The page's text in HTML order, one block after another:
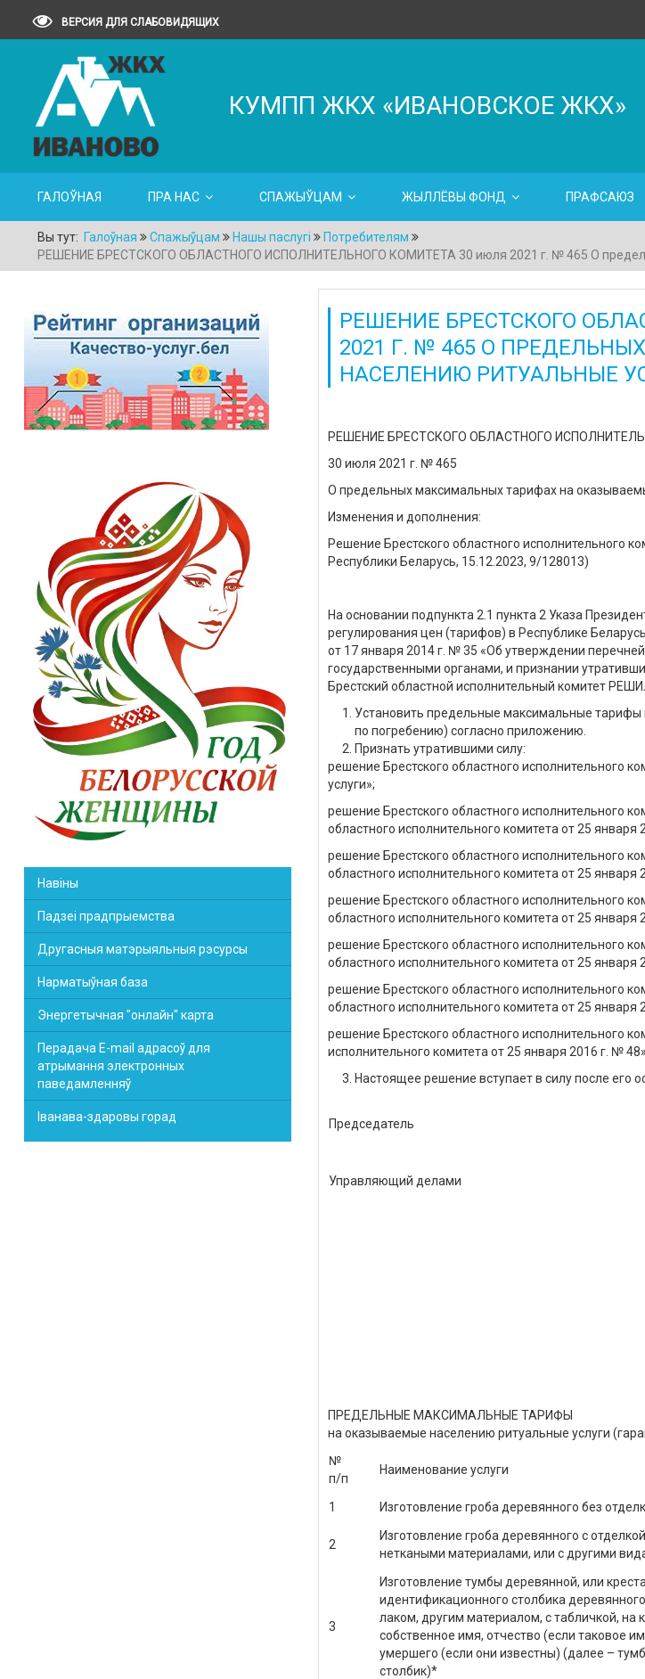
ВЕРСИЯ ДЛЯ СЛАБОВИДЯЩИХ
КУМПП ЖКХ «ИВАНОВСКОЕ ЖКХ»
ГАЛОЎНАЯ ПРА НАС СПАЖЫЎЦАМ ЖЫЛЛЁВЫ ФОНД ПРАФСАЮЗ
Вы тут: Галоўная Спажыўцам Нашы паслугі
Потребителям
РЕШЕНИЕ БРЕСТСКОГО ОБЛАСТНОГО ИСПОЛНИТЕЛЬНОГО КОМИТЕТА 30 июля 2021 г. № 465 О
Навіны
Падзеі прадпрыемства
Другасныя матэрыяльныя рэсурсы
Нарматыўная база
Энергетычная "онлайн" карта
Перадача E-mail адрасоў для
атрымання электронных
паведамленняў
Іванава-здаровы горад
РЕШЕНИЕ БРЕСТСКОГО
2021 Г. № 465 О
НАСЕЛЕНИЮ РИТУАЛЬНЫЕ
РЕШЕНИЕ БРЕСТСКОГО ОБЛАСТНОГО
30 июля 2021 г. № 465
О предельных максимальных тарифах на
Изменения и дополнения:
Решение Брестского областного исполнительного
Республики Беларусь, 15.12.2023, 9/128013)
На основании подпункта 2.1 пункта 2 Указа
регулирования цен (тарифов) в Республике
от 17 января 2014 г. № 35 «Об утверждении
государственными органами, и признании
Брестский областной исполнительный комитет
Установить предельные максимальные тарифы
по погребению) согласно приложению.
Признать утратившими силу:
решение Брестского областного исполнительного
услуги»;
решение Брестского областного исполнительного
областного исполнительного комитета от 25 января
решение Брестского областного исполнительного
областного исполнительного комитета от 25 января
решение Брестского областного исполнительного
областного исполнительного комитета от 25 января
решение Брестского областного исполнительного
областного исполнительного комитета от 25 января
решение Брестского областного исполнительного
областного исполнительного комитета от 25 января
решение Брестского областного исполнительного
исполнительного комитета от 25 января 2016 г. № 48».
Настоящее решение вступает в силу после его
Председатель
Управляющий делами
ПРЕДЕЛЬНЫЕ МАКСИМАЛЬНЫЕ ТАРИФЫ
на оказываемые населению ритуальные услуги
№
п/п
Наименование услуги
1
Изготовление гроба деревянного без
2
Изготовление гроба деревянного с
неткаными материалами, или с другими
3
Изготовление тумбы деревянной, или
идентификационного столбика
лаком, другим материалом, с табличкой, на
собственное имя, отчество (если таковое
умершего (если они известны) (далее –
столбик)*